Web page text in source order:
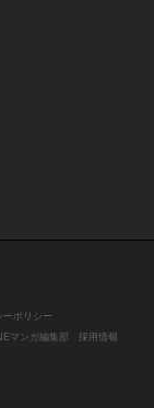
ーポリシー
マンガ編集部
採用情報